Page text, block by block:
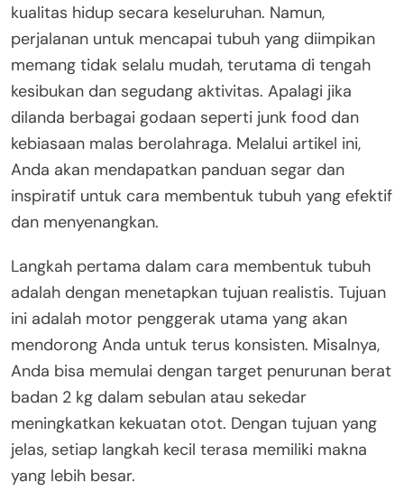
kualitas hidup secara keseluruhan. Namun,
perjalanan untuk mencapai tubuh yang diimpikan
memang tidak selalu mudah, terutama di tengah
kesibukan dan segudang aktivitas. Apalagi jika
dilanda berbagai godaan seperti junk food dan
kebiasaan malas berolahraga. Melalui artikel ini,
Anda akan mendapatkan panduan segar dan
inspiratif untuk cara membentuk tubuh yang efektif
dan menyenangkan.
Langkah pertama dalam cara membentuk tubuh
adalah dengan menetapkan tujuan realistis. Tujuan
ini adalah motor penggerak utama yang akan
mendorong Anda untuk terus konsisten. Misalnya,
Anda bisa memulai dengan target penurunan berat
badan 2 kg dalam sebulan atau sekedar
meningkatkan kekuatan otot. Dengan tujuan yang
jelas, setiap langkah kecil terasa memiliki makna
yang lebih besar.